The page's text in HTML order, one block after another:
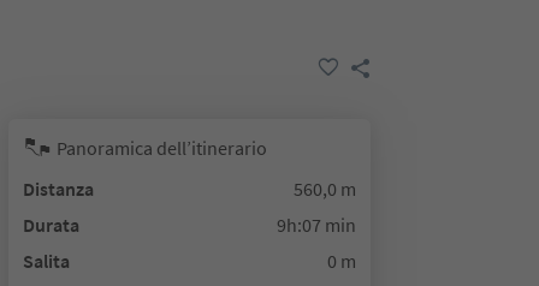
Panoramica dell’itinerario
Distanza
560,0 m
Durata
9h:07 min
Salita
0 m